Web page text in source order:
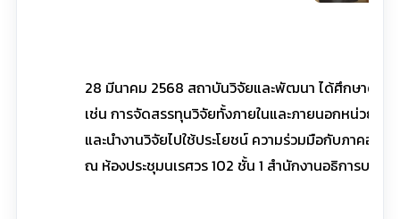
28 มีนาคม 2568 สถาบันวิจัยและพัฒนา ได้ศึกษาดูงา
เช่น การจัดสรรทุนวิจัยทั้งภายในและภายนอกหน่วยง
และนำงานวิจัยไปใช้ประโยชน์ ความร่วมมือกับภาคอุ
ณ ห้องประชุมนเรศวร 102 ชั้น 1 สำนักงานอธิการบดี ม